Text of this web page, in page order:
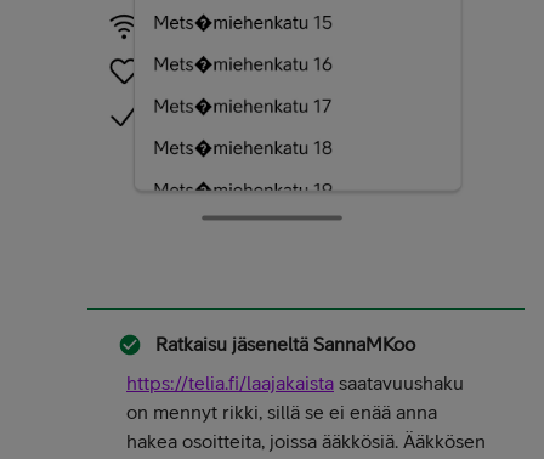
Ratkaisu jäseneltä SannaMKoo
https://telia.fi/laajakaista saatavuushaku
on mennyt rikki, sillä se ei enää anna
hakea osoitteita, joissa ääkkösiä. Ääkkösen